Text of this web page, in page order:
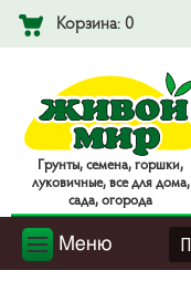
Корзина: 0
Гpyнты, ceмeнa, гopшки,
лyкoвичныe, вce для дoмa,
caдa, oгopoдa
Меню